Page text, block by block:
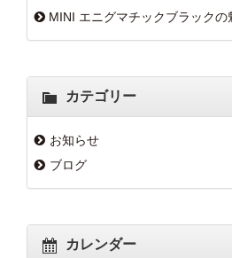
MINI エニグマチックブラックの
カテゴリー
お知らせ
ブログ
カレンダー